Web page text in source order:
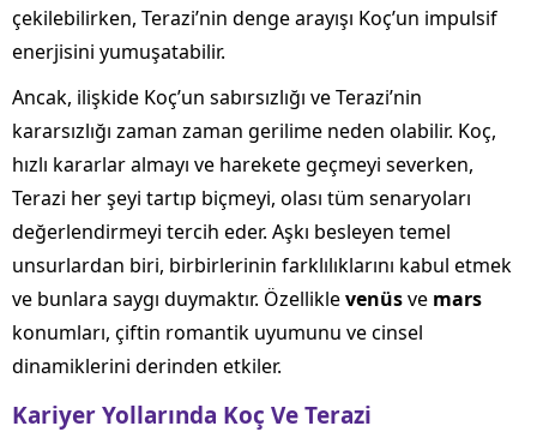
çekilebilirken, Terazi’nin denge arayışı Koç’un impulsif
enerjisini yumuşatabilir.
Ancak, ilişkide Koç’un sabırsızlığı ve Terazi’nin
kararsızlığı zaman zaman gerilime neden olabilir. Koç,
hızlı kararlar almayı ve harekete geçmeyi severken,
Terazi her şeyi tartıp biçmeyi, olası tüm senaryoları
değerlendirmeyi tercih eder. Aşkı besleyen temel
unsurlardan biri, birbirlerinin farklılıklarını kabul etmek
ve bunlara saygı duymaktır. Özelliklevenüsve mars
konumları, çiftin romantik uyumunu ve cinsel
dinamiklerini derinden etkiler.
Kariyer Yollarında Koç Ve Terazi